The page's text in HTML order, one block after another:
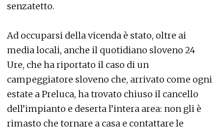
senzatetto.
Ad occuparsi della vicenda è stato, oltre ai
media locali, anche il quotidiano sloveno 24
Ure, che ha riportato il caso di un
campeggiatore sloveno che, arrivato come ogni
estate a Preluca, ha trovato chiuso il cancello
dell’impianto e deserta l’intera area: non gli è
rimasto che tornare a casa e contattare le